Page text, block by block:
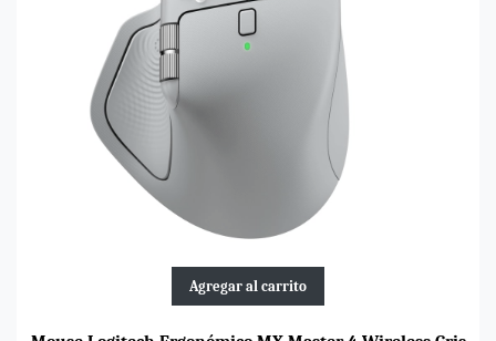
Agregar al carrito